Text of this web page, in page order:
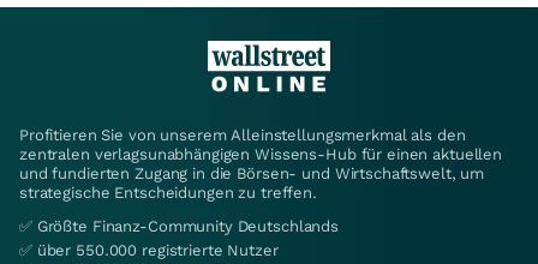
Profitieren Sie von unserem Alleinstellungsmerkmal als den
zentralen verlagsunabhängigen Wissens-Hub für einen aktuellen
und fundierten Zugang in die Börsen- und Wirtschaftswelt, um
strategische Entscheidungen zu treffen.
✅ Größte Finanz-Community Deutschlands
✅ über 550.000 registrierte Nutzer